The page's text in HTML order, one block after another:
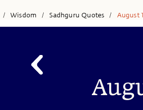
/ Wisdom / Sadhguru Quotes / August